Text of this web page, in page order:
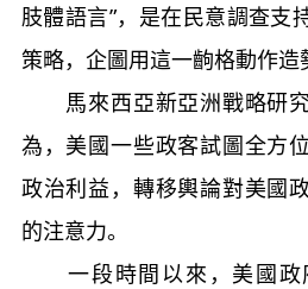
肢體語言”，是在民意調查支
策略，企圖用這一齣格動作造
馬來西亞新亞洲戰略研究
為，美國一些政客試圖全方
政治利益，轉移輿論對美國
的注意力。
一段時間以來，美國政